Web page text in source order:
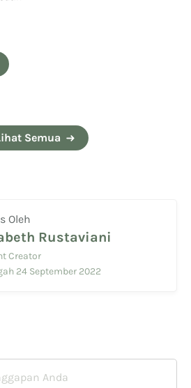
Semua
Oleh
Rustaviani
Creator
24 September 2022